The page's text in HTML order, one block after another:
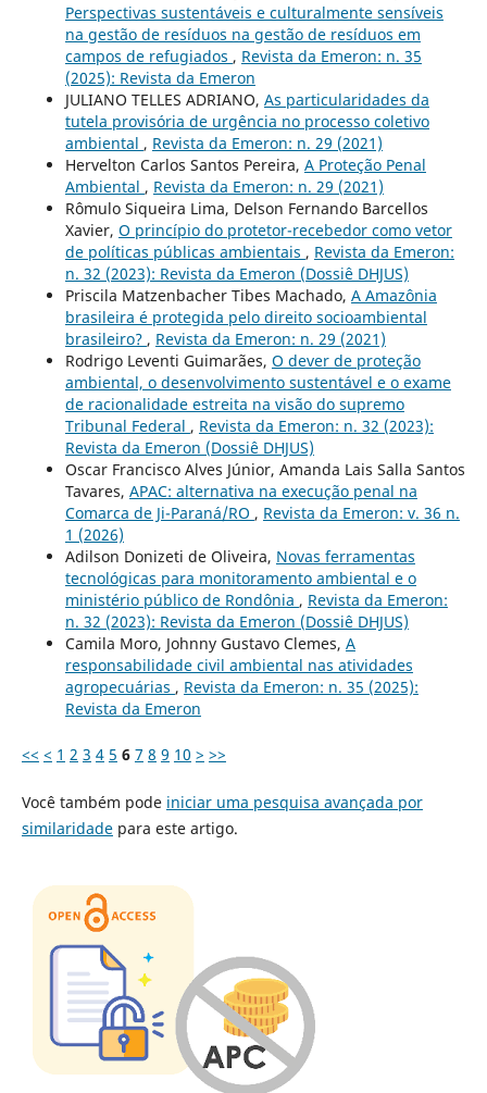
Perspectivas sustentáveis e culturalmente sensíveis
na gestão de resíduos na gestão de resíduos em
campos de refugiados , Revista da Emeron: n. 35
(2025): Revista da Emeron
JULIANO TELLES ADRIANO, As particularidades da
tutela provisória de urgência no processo coletivo
ambiental , Revista da Emeron: n. 29 (2021)
Hervelton Carlos Santos Pereira, A Proteção Penal
Ambiental , Revista da Emeron: n. 29 (2021)
Rômulo Siqueira Lima, Delson Fernando Barcellos
Xavier, O princípio do protetor-recebedor como vetor
de políticas públicas ambientais , Revista da Emeron:
n. 32 (2023): Revista da Emeron (Dossiê DHJUS)
Priscila Matzenbacher Tibes Machado, A Amazônia
brasileira é protegida pelo direito socioambiental
brasileiro? , Revista da Emeron: n. 29 (2021)
Rodrigo Leventi Guimarães, O dever de proteção
ambiental, o desenvolvimento sustentável e o exame
de racionalidade estreita na visão do supremo
Tribunal Federal , Revista da Emeron: n. 32 (2023):
Revista da Emeron (Dossiê DHJUS)
Oscar Francisco Alves Júnior, Amanda Lais Salla Santos
Tavares, APAC: alternativa na execução penal na
Comarca de Ji-Paraná/RO , Revista da Emeron: v. 36 n.
1 (2026)
Adilson Donizeti de Oliveira, Novas ferramentas
tecnológicas para monitoramento ambiental e o
ministério público de Rondônia , Revista da Emeron:
n. 32 (2023): Revista da Emeron (Dossiê DHJUS)
Camila Moro, Johnny Gustavo Clemes, A
responsabilidade civil ambiental nas atividades
agropecuárias , Revista da Emeron: n. 35 (2025):
Revista da Emeron
<< < 1 2 3 4 5 6 7 8 9 10 > >>
Você também pode iniciar uma pesquisa avançada por
similaridadepara este artigo.